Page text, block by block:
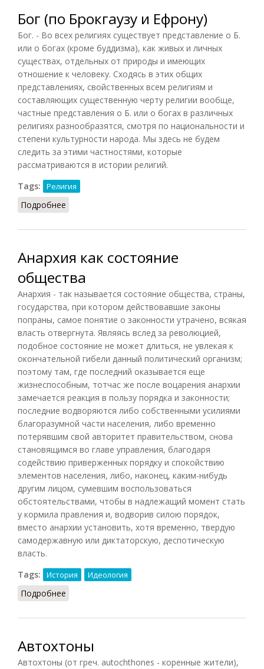
Бог (по Брокгаузу и Ефрону)
Бог. - Во всех религиях существует представление о Б.
или о богах (кроме буддизма), как живых и личных
существах, отдельных от природы и имеющих
отношение к человеку. Сходясь в этих общих
представлениях, свойственных всем религиям и
составляющих существенную черту религии вообще,
частные представления о Б. или о богах в различных
религиях разнообразятся, смотря по национальности и
степени культурности народа. Мы здесь не будем
следить за этими частностями, которые
рассматриваются в истории религий.
Tags:
Религия
Подробнее
Анархия как состояние
общества
Анархия - так называется состояние общества, страны,
государства, при котором действовавшие законы
попраны, самое понятие о законности утрачено, всякая
власть отвергнута. Являясь вслед за революцией,
подобное состояние не может длиться, не увлекая к
окончательной гибели данный политический организм;
поэтому там, где последний оказывается еще
жизнеспособным, тотчас же после воцарения анархии
замечается реакция в пользу порядка и законности;
последние водворяются либо собственными усилиями
благоразумной части населения, либо временно
потерявшим свой авторитет правительством, снова
становящимся во главе управления, благодаря
содействию приверженных порядку и спокойствию
элементов населения, либо, наконец, каким-нибудь
другим лицом, сумевшим воспользоваться
обстоятельствами, чтобы в надлежащий момент стать
у кормила правления и, водворив силою порядок,
вместо анархии установить, хотя временно, твердую
самодержавную или диктаторскую, деспотическую
власть.
Tags:
История Идеология
Подробнее
Автохтоны
Автохтоны (от греч. autochthones - коренные жители),